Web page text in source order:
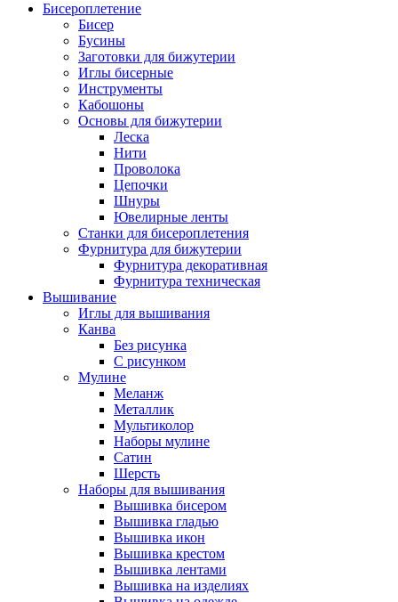
Бисероплетение
Бисер
Бусины
Заготовки для бижутерии
Иглы бисерные
Инструменты
Кабошоны
Основы для бижутерии
Леска
Нити
Проволока
Цепочки
Шнуры
Ювелирные ленты
Станки для бисероплетения
Фурнитура для бижутерии
Фурнитура декоративная
Фурнитура техническая
Вышивание
Иглы для вышивания
Канва
Без рисунка
С рисунком
Мулине
Меланж
Металлик
Мультиколор
Наборы мулине
Сатин
Шерсть
Наборы для вышивания
Вышивка бисером
Вышивка гладью
Вышивка икон
Вышивка крестом
Вышивка лентами
Вышивка на изделиях